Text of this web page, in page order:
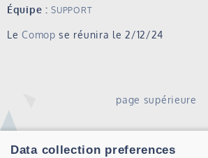
Équipe :SUPPORT
LeComopse réunira le 2/12/24
page supérieure
Data collection preferences